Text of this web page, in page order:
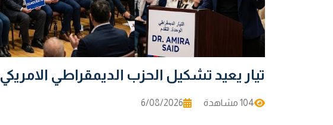
تيار يعيد تشكيل الحزب الديمقراطي الامريكي
104 مشاهدة 6/08/2026